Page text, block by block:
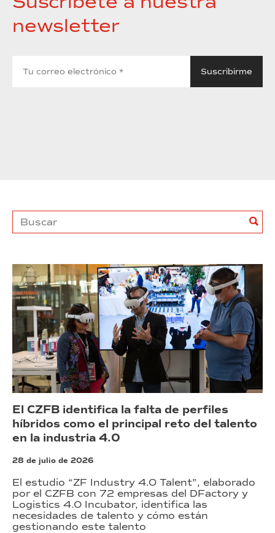
newsletter
Buscar
El CZFB identifica la falta de perfiles
híbridos como el principal reto del talento
en la industria 4.0
28 de julio de 2026
El estudio “ZF Industry 4.0 Talent”, elaborado
por el CZFB con 72 empresas del DFactory y
Logistics 4.0 Incubator, identifica las
necesidades de talento y cómo están
gestionando este talento